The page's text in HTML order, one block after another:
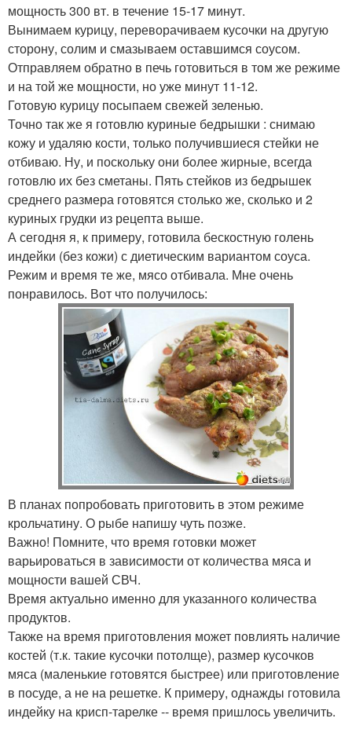
мощность 300 вт. в течение 15-17 минут.
Вынимаем курицу, переворачиваем кусочки на другую
сторону, солим и смазываем оставшимся соусом.
Отправляем обратно в печь готовиться в том же режиме
и на той же мощности, но уже минут 11-12.
Готовую курицу посыпаем свежей зеленью.
Точно так же я готовлю куриные бедрышки : снимаю
кожу и удаляю кости, только получившиеся стейки не
отбиваю. Ну, и поскольку они более жирные, всегда
готовлю их без сметаны. Пять стейков из бедрышек
среднего размера готовятся столько же, сколько и 2
куриных грудки из рецепта выше.
А сегодня я, к примеру, готовила бескостную голень
индейки (без кожи) с диетическим вариантом соуса.
Режим и время те же, мясо отбивала. Мне очень
понравилось. Вот что получилось:
В планах попробовать приготовить в этом режиме
крольчатину. О рыбе напишу чуть позже.
Важно! Помните, что время готовки может
варьироваться в зависимости от количества мяса и
мощности вашей СВЧ.
Время актуально именно для указанного количества
продуктов.
Также на время приготовления может повлиять наличие
костей (т.к. такие кусочки потолще), размер кусочков
мяса (маленькие готовятся быстрее) или приготовление
в посуде, а не на решетке. К примеру, однажды готовила
индейку на крисп-тарелке -- время пришлось увеличить.